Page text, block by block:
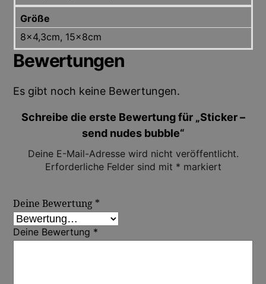
Größe
8×4,3cm, 15x8cm
Bewertungen
Es gibt noch keine Bewertungen.
Schreibe die erste Bewertung für „Sticker –
send nudes bubble“
Deine E-Mail-Adresse wird nicht veröffentlicht.
Erforderliche Felder sind mit * markiert
Deine Bewertung *
Deine Bewertung *